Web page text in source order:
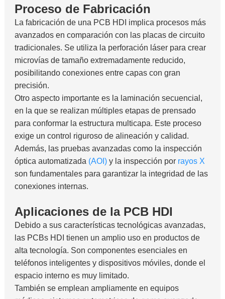
Proceso de Fabricación
La fabricación de una PCB HDI implica procesos más
avanzados en comparación con las placas de circuito
tradicionales. Se utiliza la perforación láser para crear
microvías de tamaño extremadamente reducido,
posibilitando conexiones entre capas con gran
precisión.
Otro aspecto importante es la laminación secuencial,
en la que se realizan múltiples etapas de prensado
para conformar la estructura multicapa. Este proceso
exige un control riguroso de alineación y calidad.
Además, las pruebas avanzadas como la inspección
óptica automatizada (AOI)y la inspección por rayos X
son fundamentales para garantizar la integridad de las
conexiones internas.
Aplicaciones de la PCB HDI
Debido a sus características tecnológicas avanzadas,
las PCBs HDI tienen un amplio uso en productos de
alta tecnología. Son componentes esenciales en
teléfonos inteligentes y dispositivos móviles, donde el
espacio interno es muy limitado.
También se emplean ampliamente en equipos